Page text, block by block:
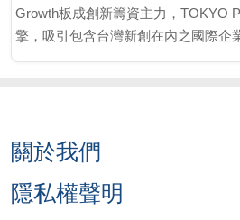
Growth板成創新籌資主力，TOKYO
擎，吸引包含台灣新創在內之國際企
場韌性與轉型活力。
關於我們
隱私權聲明